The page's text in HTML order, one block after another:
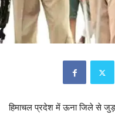
हिमाचल प्रदेश में ऊना जिले से जुड़ा